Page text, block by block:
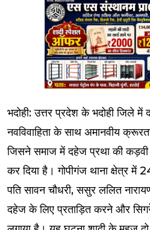
भदोही: उत्तर प्रदेश के भदोही जिले
नवविवाहिता के साथ अमानवीय
जिसने समाज में दहेज प्रथा की कड़वी
कर दिया है। गोपीगंज थाना क्षेत्र में
पति सावन चौधरी, ससुर ललित
दहेज के लिए प्रताड़ित करने और